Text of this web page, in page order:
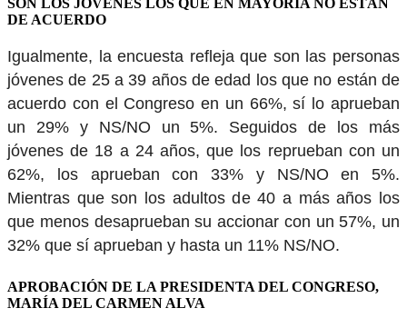
SON LOS JÓVENES LOS QUE EN MAYORÍA NO ESTÁN
DE ACUERDO
Igualmente, la encuesta refleja que son las personas
jóvenes de 25 a 39 años de edad los que no están de
acuerdo con el Congreso en un 66%, sí lo aprueban
un 29% y NS/NO un 5%. Seguidos de los más
jóvenes de 18 a 24 años, que los reprueban con un
62%, los aprueban con 33% y NS/NO en 5%.
Mientras que son los adultos de 40 a más años los
que menos desaprueban su accionar con un 57%, un
32% que sí aprueban y hasta un 11% NS/NO.
APROBACIÓN DE LA PRESIDENTA DEL CONGRESO,
MARÍA DEL CARMEN ALVA